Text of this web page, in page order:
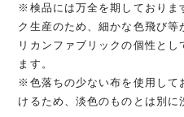
※検品には万全を期しておりま
ク生産のため、細かな色飛び
リカンファブリックの個性と
ます。
※色落ちの少ない布を使用して
けるため、淡色のものとは別に